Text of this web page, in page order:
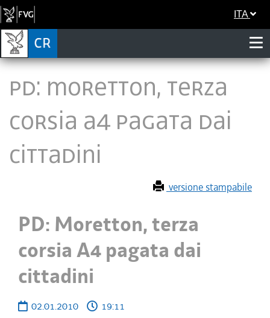
ITA
PD: Moretton, terza
corsia A4 pagata dai
cittadini
versione stampabile
PD: Moretton, terza
corsia A4 pagata dai
cittadini
02.01.2010
19:11